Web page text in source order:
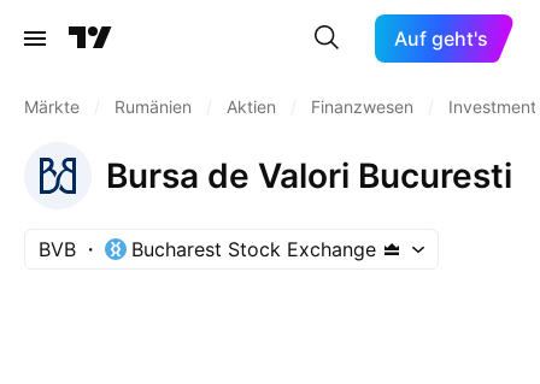
Auf geht's
Märkte Rumänien Aktien Finanzwesen
Bursa de Valori Bucuresti
BVB Bucharest Stock Exchange